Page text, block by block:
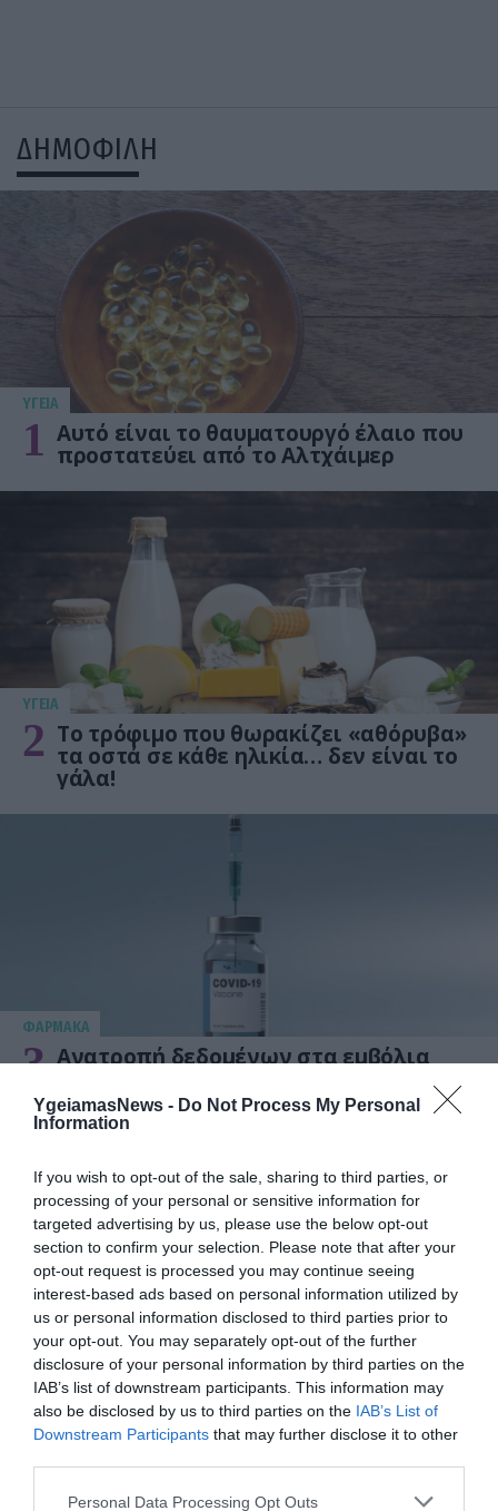
YgeiamasNews - Do Not Process My Personal
Information
If you wish to opt-out of the sale, sharing to third parties, or
processing of your personal or sensitive information for
targeted advertising by us, please use the below opt-out
section to confirm your selection. Please note that after your
opt-out request is processed you may continue seeing
interest-based ads based on personal information utilized by
us or personal information disclosed to third parties prior to
your opt-out. You may separately opt-out of the further
disclosure of your personal information by third parties on the
IAB’s list of downstream participants. This information may
also be disclosed by us to third parties on the IAB’s List of
Downstream Participants that may further disclose it to other
Please note that this website/app uses one or more Google
Personal Data Processing Opt Outs
ΔΗΜΟΦΙΛΗ
ΥΓΕΙΑ
1 Αυτό είναι το θαυματουργό έλαιο που
προστατεύει από το Αλτχάιμερ
ΥΓΕΙΑ
2 Το τρόφιμο που θωρακίζει «αθόρυβα»
τα οστά σε κάθε ηλικία… δεν είναι το
γάλα!
ΦΑΡΜΑΚΑ
3 Ανατροπή δεδομένων στα εμβόλια
mRNA: Οι εμβολιασμένοι πεθαίνουν
πλέον στις ΗΠΑ από COVID-19
KΑΡΔΙΑ
4 Ποιοι είναι οι φυσιολογικοί καρδιακοί
παλμοί και ποια τα επικίνδυνα όρια –
Πότε πρέπει να ανησυχήσετε